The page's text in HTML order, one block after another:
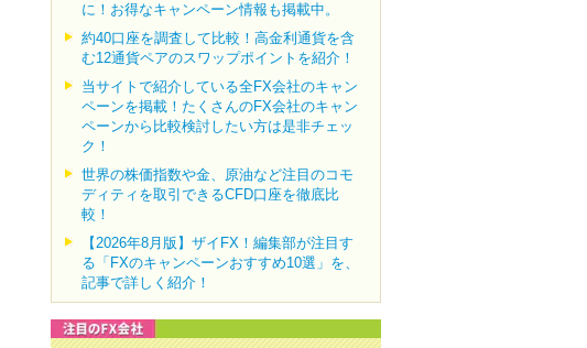
に！お得なキャンペーン情報も掲載中。
約40口座を調査して比較！高金利通貨を含
む12通貨ペアのスワップポイントを紹介！
当サイトで紹介している全FX会社のキャン
ペーンを掲載！たくさんのFX会社のキャン
ペーンから比較検討したい方は是非チェッ
ク！
世界の株価指数や金、原油など注目のコモ
ディティを取引できるCFD口座を徹底比
較！
【2026年8月版】ザイFX！編集部が注目す
る「FXのキャンペーンおすすめ10選」を、
記事で詳しく紹介！